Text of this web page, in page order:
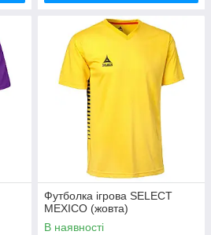
Футболка ігрова SELECT
MEXICO (жовта)
В наявності